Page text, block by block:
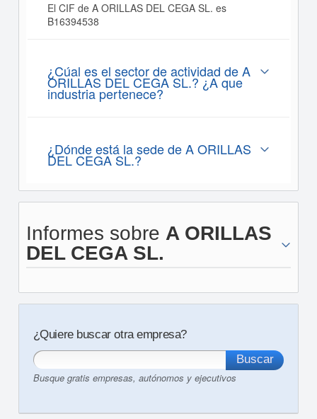
El CIF de A ORILLAS DEL CEGA SL. es
B16394538
¿Cúal es el sector de actividad de A
ORILLAS DEL CEGA SL.? ¿A que
industria pertenece?
¿Dónde está la sede de A ORILLAS
DEL CEGA SL.?
Informes sobre A ORILLAS
DEL CEGA SL.
¿Quiere buscar otra empresa?
Busque gratis empresas, autónomos y ejecutivos